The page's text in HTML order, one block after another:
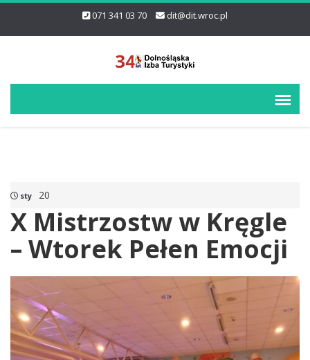
071 341 03 70 dit@dit.wroc.pl
sty 20
X Mistrzostw w Kręgle
– Wtorek Pełen Emocji